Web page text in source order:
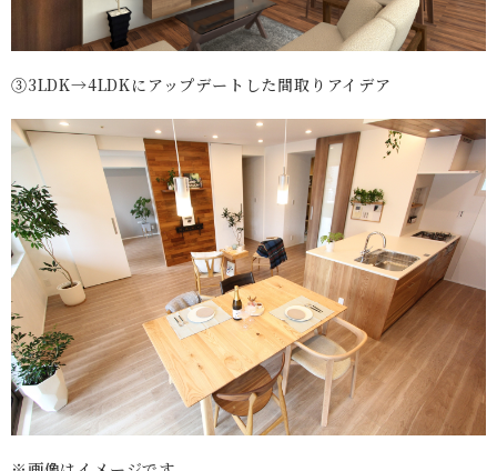
③3LDK→4LDKにアップデートした間取りアイデア